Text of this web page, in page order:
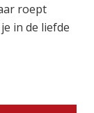
roept
in de liefde